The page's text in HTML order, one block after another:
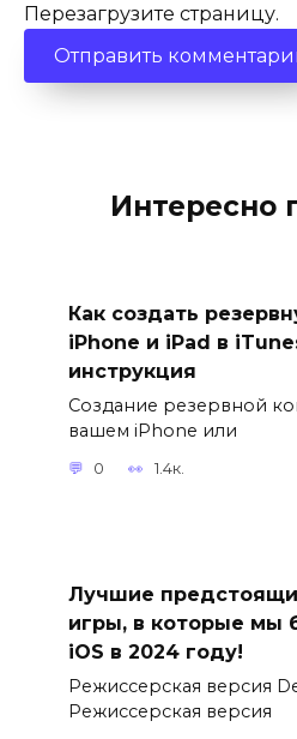
Перезагрузите страницу.
Интересно
Как создать
iPhone и iPad в
инструкция
Создание резервной
вашем iPhone или
0 1.4к.
Лучшие
игры, в которые мы
iOS в 2024 году!
Режиссерская версия
Режиссерская версия